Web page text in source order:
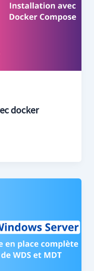
docker